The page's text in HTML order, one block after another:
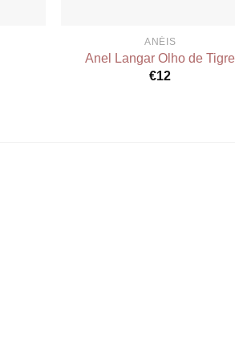
ANÉIS
Anel Langar Olho de Tigre
€12